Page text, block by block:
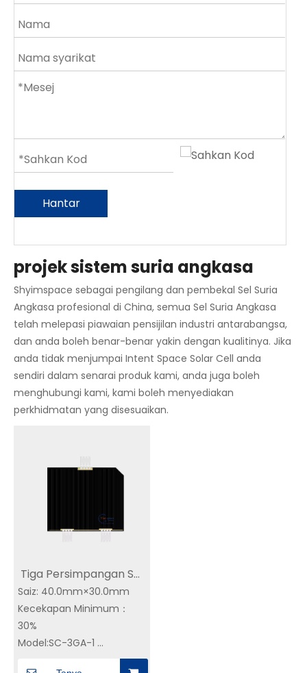
Hantar
projek sistem suria angkasa
Shyimspace sebagai pengilang dan pembekal Sel Suria
Angkasa profesional di China, semua Sel Suria Angkasa
telah melepasi piawaian pensijilan industri antarabangsa,
dan anda boleh benar-benar yakin dengan kualitinya. Jika
anda tidak menjumpai Intent Space Solar Cell anda
sendiri dalam senarai produk kami, anda juga boleh
menghubungi kami, kami boleh menyediakan
perkhidmatan yang disesuaikan.
Tiga Persimpangan Sel
Suria GaAs CIC | 30%
Kecekapan | Sel Suria
Angkasa SC-3GA-1
untuk Satelit
Saiz: 40.0mm×30.0mm
Kecekapan Minimum：
30%
Model:SC-3GA-1